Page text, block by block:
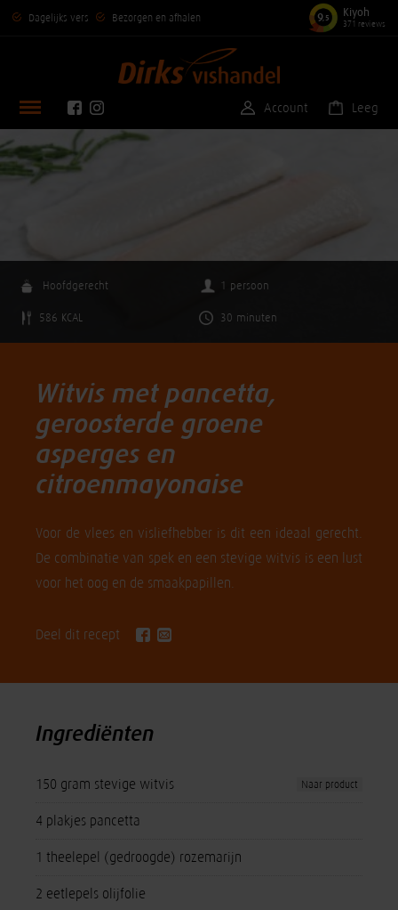
9,5 Kiyoh
371 reviews
Dagelijks vers Bezorgen en afhalen
Account Leeg
Hoofdgerecht 1 persoon
586 KCAL 30 minuten
Witvis met pancetta,
geroosterde groene
asperges en
citroenmayonaise
Voor de vlees en visliefhebber is dit een ideaal gerecht.
De combinatie van spek en een stevige witvis is een lust
voor het oog en de smaakpapillen.
Deel dit recept
Ingrediënten
150 gram stevige witvis Naar product
4 plakjes pancetta
1 theelepel (gedroogde) rozemarijn
2 eetlepels olijfolie